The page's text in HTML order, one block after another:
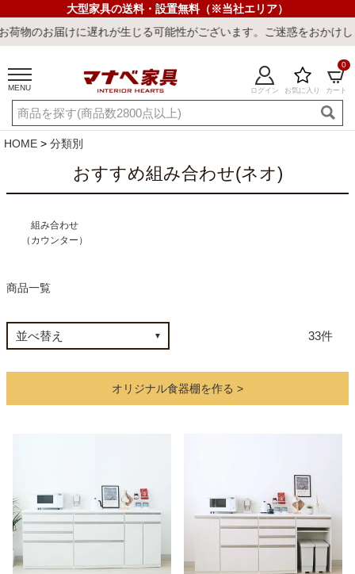
大型家具の送料・設置無料（※当社エリア）
が生じる可能性がございます。ご迷惑をおかけしまして誠に申し訳
MENU ログイン お気に入り カート
0
ご利用ガイド 新規会員登録
店舗一覧 閲覧履歴
最短発送 冷感寝具 ウィルトンラ
テレビ台・リビング家具
ダイニングテーブル・セット
HOME 分類別
おすすめ組み合わせ(ネオ)
組み合わせ
（カウンター）
商品一覧
33
オリジナル食器棚を作る